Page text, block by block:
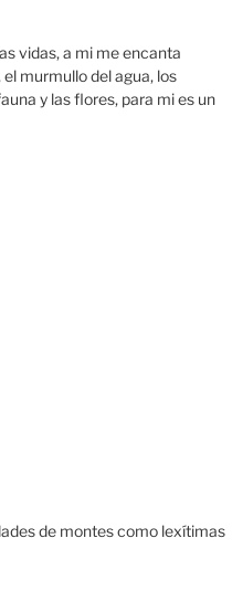
vidas, a mi me encanta
murmullo del agua, los
y las flores, para mi es un
de montes como lexítimas